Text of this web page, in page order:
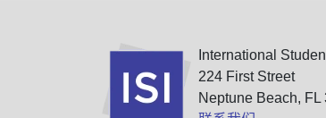
International
224 First Street
Neptune Beach, FL